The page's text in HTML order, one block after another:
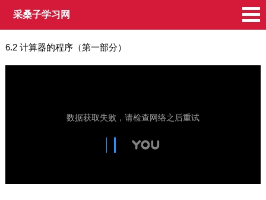
采桑子学习网
6.2 计算器的程序（第一部分）